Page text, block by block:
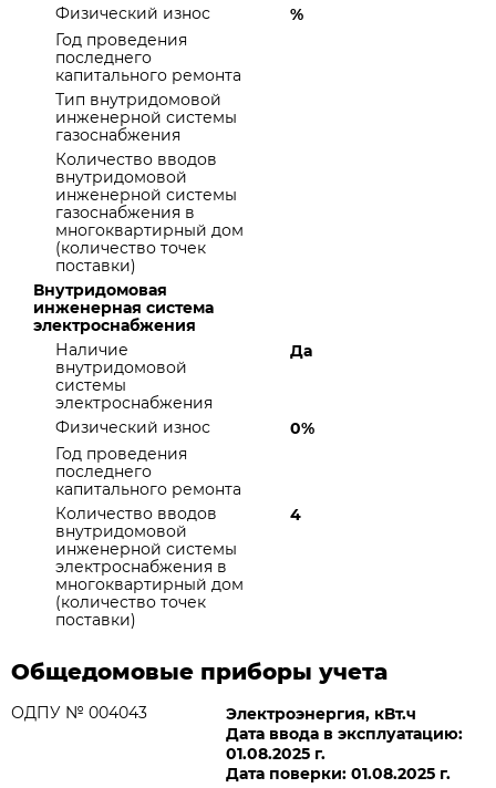
Физический износ
%
Год проведения
последнего
капитального ремонта
Тип внутридомовой
инженерной системы
газоснабжения
Количество вводов
внутридомовой
инженерной системы
газоснабжения в
многоквартирный дом
(количество точек
поставки)
Внутридомовая
инженерная система
электроснабжения
Наличие
внутридомовой
системы
электроснабжения
Да
Физический износ
0%
Год проведения
последнего
капитального ремонта
Количество вводов
внутридомовой
инженерной системы
электроснабжения в
многоквартирный дом
(количество точек
поставки)
4
Общедомовые приборы учета
ОДПУ № 004043
Электроэнергия, кВт.ч
Дата ввода в эксплуатацию:
01.08.2025 г.
Дата поверки: 01.08.2025 г.